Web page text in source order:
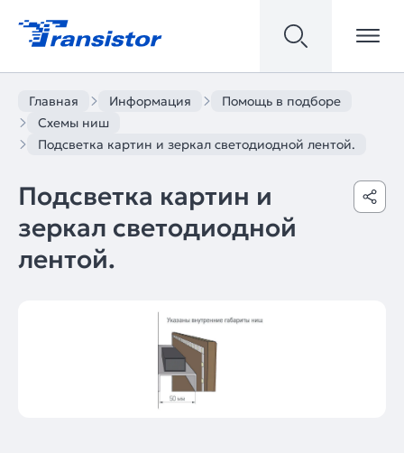
Главная Информация
Помощь в подборе
Схемы ниш
Подсветка картин и зеркал светодиодной лентой.
Подсветка картин и
зеркал светодиодной
лентой.